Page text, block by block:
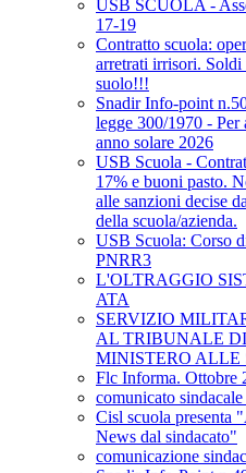
USB SCUOLA -
17-19
Contratto scuola:
arretrati irrisori. Soldi
suolo!!!
Snadir Info-point
legge 300/1970 -
anno solare 2026
USB Scuola -
17% e buoni pasto.
alle sanzioni decise
della scuola/azienda.
USB Scuola: Corso
PNRR3
L'OLTRAGGIO
ATA
SERVIZIO
AL TRIBUNALE
MINISTERO ALLE
Flc Informa. Ottobre
comunicato
Cisl scuola presenta
News dal sindacato"
comunicazione